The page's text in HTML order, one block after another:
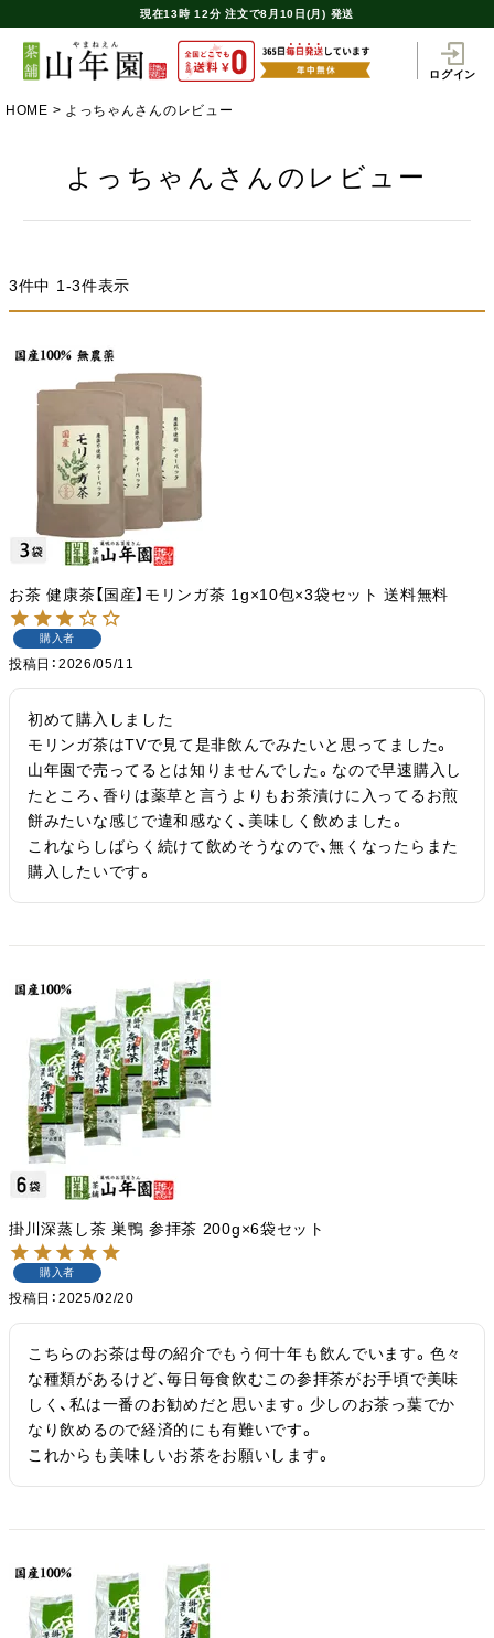
現在13時 12分 注文で8月10日(月) 発送
ログイン
HOME よっちゃんさんのレビュー
よっちゃんさんのレビュー
3件中 1 -3件表示
お茶 健康茶【国産】モリンガ茶 1g×10包×3袋セット 送料無料
購入者
投稿日 2026/05/11
初めて購入しました
モリンガ茶はTVで見て是非飲んでみたいと思ってました。
山年園で売ってるとは知りませんでした。なので早速購入し
たところ、香りは薬草と言うよりもお茶漬けに入ってるお煎
餅みたいな感じで違和感なく、美味しく飲めました。
これならしばらく続けて飲めそうなので、無くなったらまた
掛川深蒸し茶 巣鴨 参拝茶 200g×6袋セット
購入者
投稿日 2025/02/20
こちらのお茶は母の紹介でもう何十年も飲んでいます。色々
な種類があるけど、毎日毎食飲むこの参拝茶がお手頃で美味
しく、私は一番のお勧めだと思います。少しのお茶っ葉でか
なり飲めるので経済的にも有難いです。
これからも美味しいお茶をお願いします。